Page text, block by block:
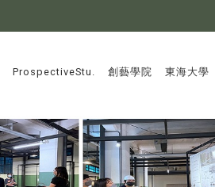
:::
ProspectiveStu. 創藝學院 東海大學